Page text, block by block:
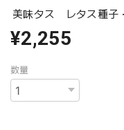
美味タス レタス種子
¥2,255
数量